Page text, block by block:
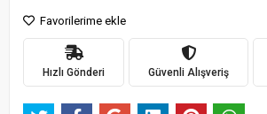
Favorilerime ekle
Hızlı Gönderi Güvenli Alışveriş